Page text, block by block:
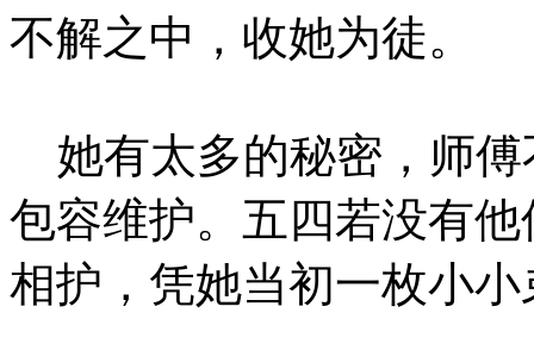
不解之中，收她为徒。
她有太多的秘密，师傅
包容维护。五四若没有
相护，凭她当初一枚小